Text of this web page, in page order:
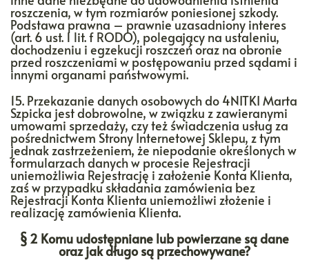
roszczenia, w tym rozmiarów poniesionej szkody.
Podstawa prawna – prawnie uzasadniony interes
(art. 6 ust. 1 lit. f RODO), polegający na ustaleniu,
dochodzeniu i egzekucji roszczeń oraz na obronie
przed roszczeniami w postępowaniu przed sądami i
innymi organami państwowymi.
15. Przekazanie danych osobowych do 4NITKI Marta
Szpicka jest dobrowolne, w związku z zawieranymi
umowami sprzedaży, czy też świadczenia usług za
pośrednictwem Strony Internetowej Sklepu, z tym
jednak zastrzeżeniem, że niepodanie określonych w
formularzach danych w procesie Rejestracji
uniemożliwia Rejestrację i założenie Konta Klienta,
zaś w przypadku składania zamówienia bez
Rejestracji Konta Klienta uniemożliwi złożenie i
realizację zamówienia Klienta.
§ 2 Komu udostępniane lub powierzane są dane
oraz jak długo są przechowywane?